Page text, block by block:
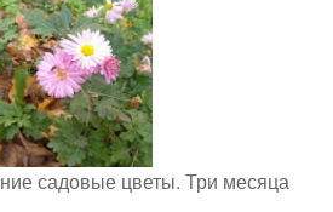
садовые цветы. Три месяца